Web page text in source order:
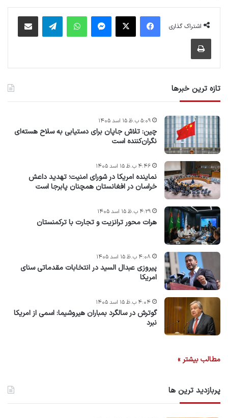
اشتراک گذاری
فیس بوک پیام رسان واتس آپ
تازه ترین خبرها
چین: تلاش جاپان برای دستیابی به سلاح هسته‌ای
نگران‌کننده است
۵:۰۹ ب.ظ ۱۵ اسد ۱۴۰۵
نماینده امریکا در شورای امنیت؛ تهدید داعش
خراسان در افغانستان همچنان پابرجا است
۴:۴۶ ب.ظ ۱۵ اسد ۱۴۰۵
هرات محور ترانزیت و تجارت با ترکمنستان
۴:۲۹ ب.ظ ۱۵ اسد ۱۴۰۵
پیروزی عبدال السید در انتخابات مقدماتی سنای
امریکا
۴:۰۸ ب.ظ ۱۵ اسد ۱۴۰۵
گوترش در سالگرد بمباران هیروشیما: اسمی از امریکا
نبرد
۴:۰۴ ب.ظ ۱۵ اسد ۱۴۰۵
مطالب بیشتر »
پربازدید ترین ها